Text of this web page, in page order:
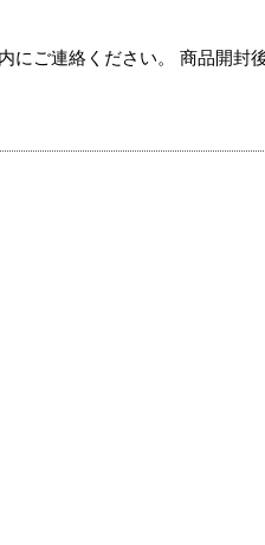
にご連絡ください。 商品開封